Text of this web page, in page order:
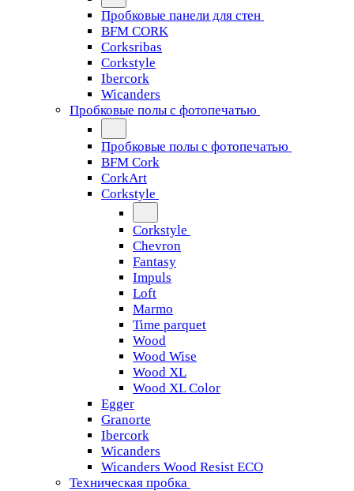
Пробковые панели для стен
BFM CORK
Corksribas
Corkstyle
Ibercork
Wicanders
Пробковые полы с фотопечатью
Пробковые полы с фотопечатью
BFM Cork
CorkArt
Corkstyle
Corkstyle
Chevron
Fantasy
Impuls
Loft
Marmo
Time parquet
Wood
Wood Wise
Wood XL
Wood XL Color
Egger
Granorte
Ibercork
Wicanders
Wicanders Wood Resist ECO
Техническая пробка